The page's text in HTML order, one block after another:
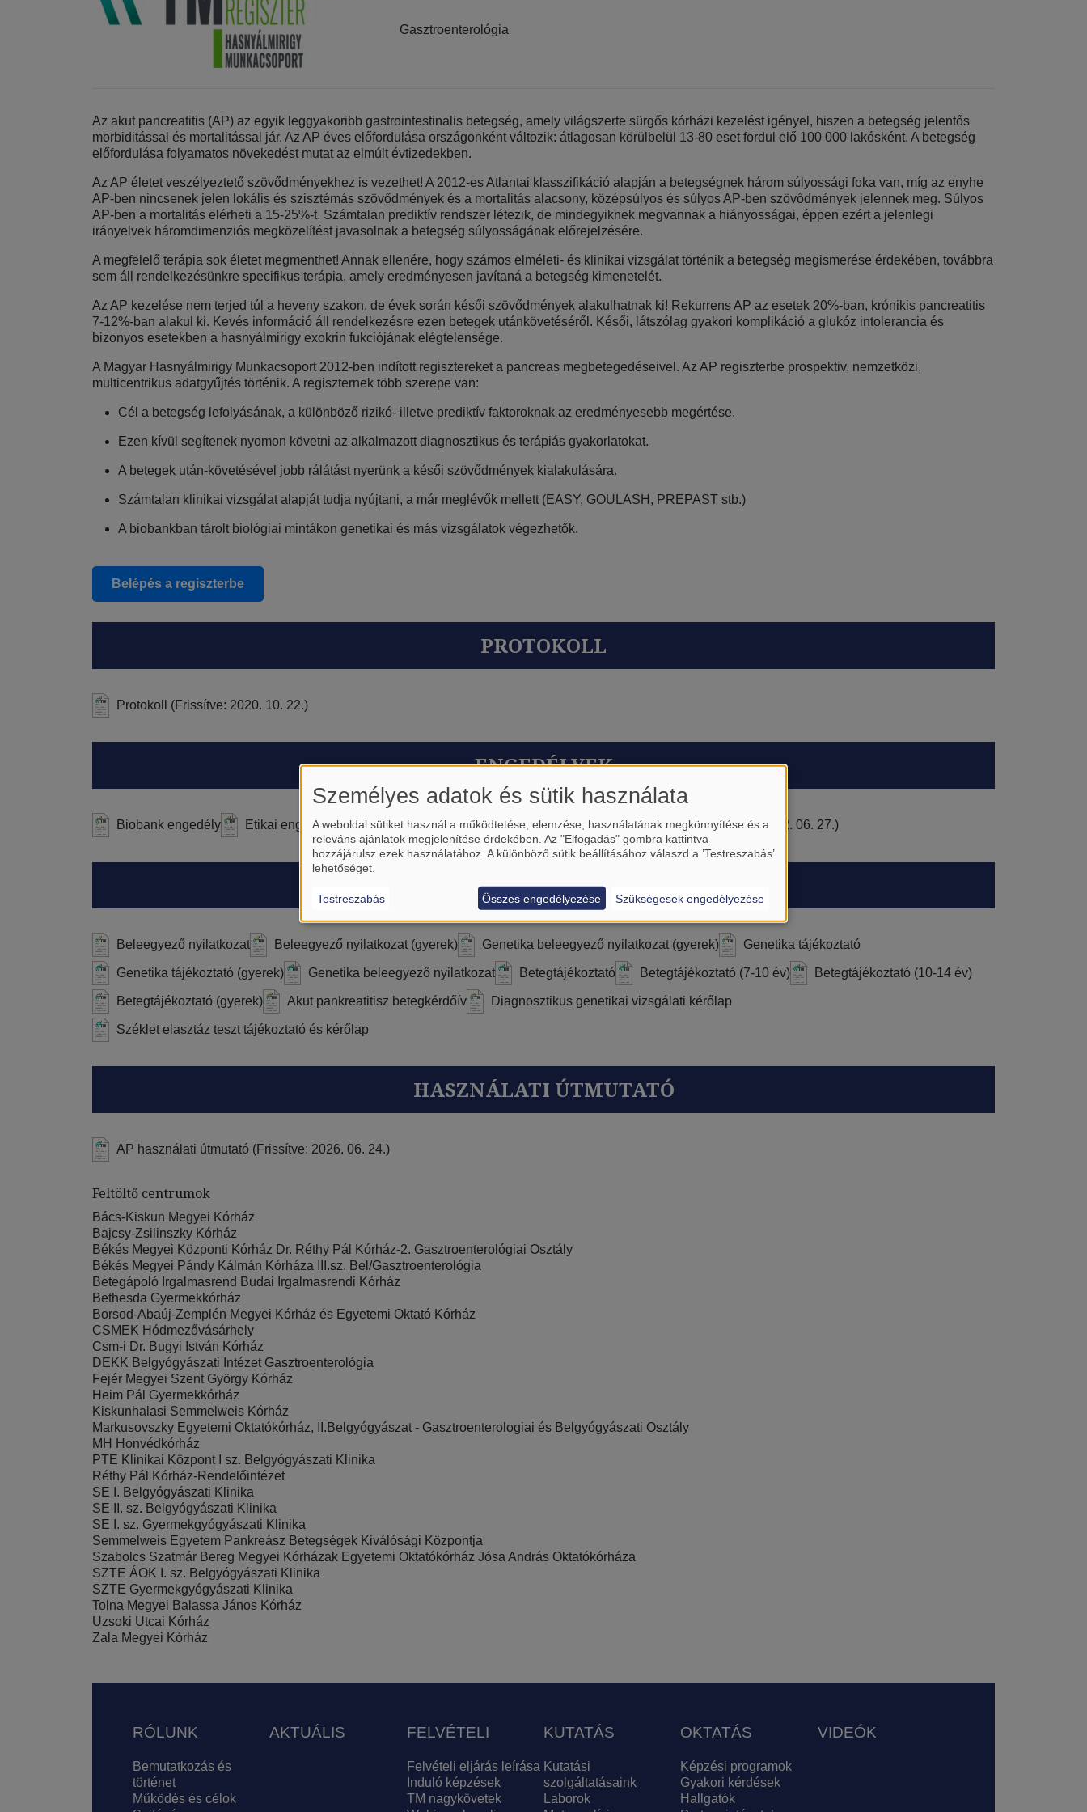
Gasztroenterológia
Az akut pancreatitis (AP) az egyik leggyakoribb gastrointestinalis betegség, amely világszerte sürgős kórházi kezelést igényel, hiszen a betegség jelentős
morbiditással és mortalitással jár. Az AP éves előfordulása országonként változik: átlagosan körülbelül 13-80 eset fordul elő 100 000 lakósként. A betegség
előfordulása folyamatos növekedést mutat az elmúlt évtizedekben.
Az AP életet veszélyeztető szövődményekhez is vezethet! A 2012-es Atlantai klasszifikáció alapján a betegségnek három súlyossági foka van, míg az enyhe
AP-ben nincsenek jelen lokális és szisztémás szövődmények és a mortalitás alacsony, középsúlyos és súlyos AP-ben szövődmények jelennek meg. Súlyos
AP-ben a mortalitás elérheti a 15-25%-t. Számtalan prediktív rendszer létezik, de mindegyiknek megvannak a hiányosságai, éppen ezért a jelenlegi
irányelvek háromdimenziós megközelítést javasolnak a betegség súlyosságának előrejelzésére.
A megfelelő terápia sok életet megmenthet! Annak ellenére, hogy számos elméleti- és klinikai vizsgálat történik a betegség megismerése érdekében, továbbra
sem áll rendelkezésünkre specifikus terápia, amely eredményesen javítaná a betegség kimenetelét.
Az AP kezelése nem terjed túl a heveny szakon, de évek során késői szövődmények alakulhatnak ki! Rekurrens AP az esetek 20%-ban, krónikis pancreatitis
7-12%-ban alakul ki. Kevés információ áll rendelkezésre ezen betegek utánkövetéséről. Késői, látszólag gyakori komplikáció a glukóz intolerancia és
bizonyos esetekben a hasnyálmirigy exokrin fukciójának elégtelensége.
A Magyar Hasnyálmirigy Munkacsoport 2012-ben indított regisztereket a pancreas megbetegedéseivel. Az AP regiszterbe prospektiv, nemzetközi,
multicentrikus adatgyűjtés történik. A regiszternek több szerepe van:
Cél a betegség lefolyásának, a különböző rizikó- illetve prediktív faktoroknak az eredményesebb megértése.
Ezen kívül segítenek nyomon követni az alkalmazott diagnosztikus és terápiás gyakorlatokat.
A betegek után-követésével jobb rálátást nyerünk a késői szövődmények kialakulására.
Számtalan klinikai vizsgálat alapját tudja nyújtani, a már meglévők mellett (EASY, GOULASH, PREPAST stb.)
A biobankban tárolt biológiai mintákon genetikai és más vizsgálatok végezhetők.
Belépés a regiszterbe
PROTOKOLL
Protokoll (Frissítve: 2020. 10. 22.)
ENGEDÉLYEK
Biobank engedély Etikai engedély TUKEB engedély NNK etikai engedély Kutatási terv (Frissítve: 2022. 06. 27.)
ŰRLAPOK
Beleegyező nyilatkozat Beleegyező nyilatkozat (gyerek) Genetika beleegyező nyilatkozat (gyerek) Genetika tájékoztató
Genetika tájékoztató (gyerek) Genetika beleegyező nyilatkozat Betegtájékoztató Betegtájékoztató (7-10 év) Betegtájékoztató (10-14 év)
Betegtájékoztató (gyerek) Akut pankreatitisz betegkérdőív Diagnosztikus genetikai vizsgálati kérőlap
Széklet elasztáz teszt tájékoztató és kérőlap
HASZNÁLATI ÚTMUTATÓ
AP használati útmutató (Frissítve: 2026. 06. 24.)
Feltöltő centrumok
Bács-Kiskun Megyei Kórház
Bajcsy-Zsilinszky Kórház
Békés Megyei Központi Kórház Dr. Réthy Pál Kórház-2. Gasztroenterológiai Osztály
Békés Megyei Pándy Kálmán Kórháza III.sz. Bel/Gasztroenterológia
Betegápoló Irgalmasrend Budai Irgalmasrendi Kórház
Bethesda Gyermekkórház
Borsod-Abaúj-Zemplén Megyei Kórház és Egyetemi Oktató Kórház
CSMEK Hódmezővásárhely
Csm-i Dr. Bugyi István Kórház
DEKK Belgyógyászati Intézet Gasztroenterológia
Fejér Megyei Szent György Kórház
Heim Pál Gyermekkórház
Kiskunhalasi Semmelweis Kórház
Markusovszky Egyetemi Oktatókórház, II.Belgyógyászat - Gasztroenterologiai és Belgyógyászati Osztály
MH Honvédkórház
PTE Klinikai Központ I sz. Belgyógyászati Klinika
Réthy Pál Kórház-Rendelőintézet
SE I. Belgyógyászati Klinika
SE II. sz. Belgyógyászati Klinika
SE I. sz. Gyermekgyógyászati Klinika
Semmelweis Egyetem Pankreász Betegségek Kiválósági Központja
Szabolcs Szatmár Bereg Megyei Kórházak Egyetemi Oktatókórház Jósa András Oktatókórháza
SZTE ÁOK I. sz. Belgyógyászati Klinika
SZTE Gyermekgyógyászati Klinika
Tolna Megyei Balassa János Kórház
Uzsoki Utcai Kórház
Zala Megyei Kórház
Lábléc
RÓLUNK
Bemutatkozás és
történet
Működés és célok
AKTUÁLIS FELVÉTELI
Felvételi eljárás leírása
Induló képzések
TM nagykövetek
KUTATÁS
Kutatási
szolgáltatásaink
Laborok
OKTATÁS
Képzési programok
Gyakori kérdések
Hallgatók
VIDEÓK
Személyes adatok és sütik használata
A weboldal sütiket használ a működtetése, elemzése, használatának megkönnyítése és a
releváns ajánlatok megjelenítése érdekében. Az "Elfogadás" gombra kattintva
hozzájárulsz ezek használatához. A különböző sütik beállításához válaszd a ’Testreszabás’
lehetőséget.
Testreszabás Szükségesek engedélyezése
Összes engedélyezése